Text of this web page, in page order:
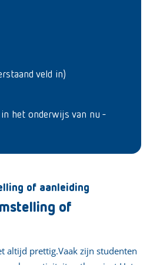
veld in)
het onderwijs van nu -
of aanleiding
of
altijd prettig.Vaak zijn studenten